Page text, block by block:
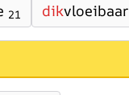
21 dikvloeibaar